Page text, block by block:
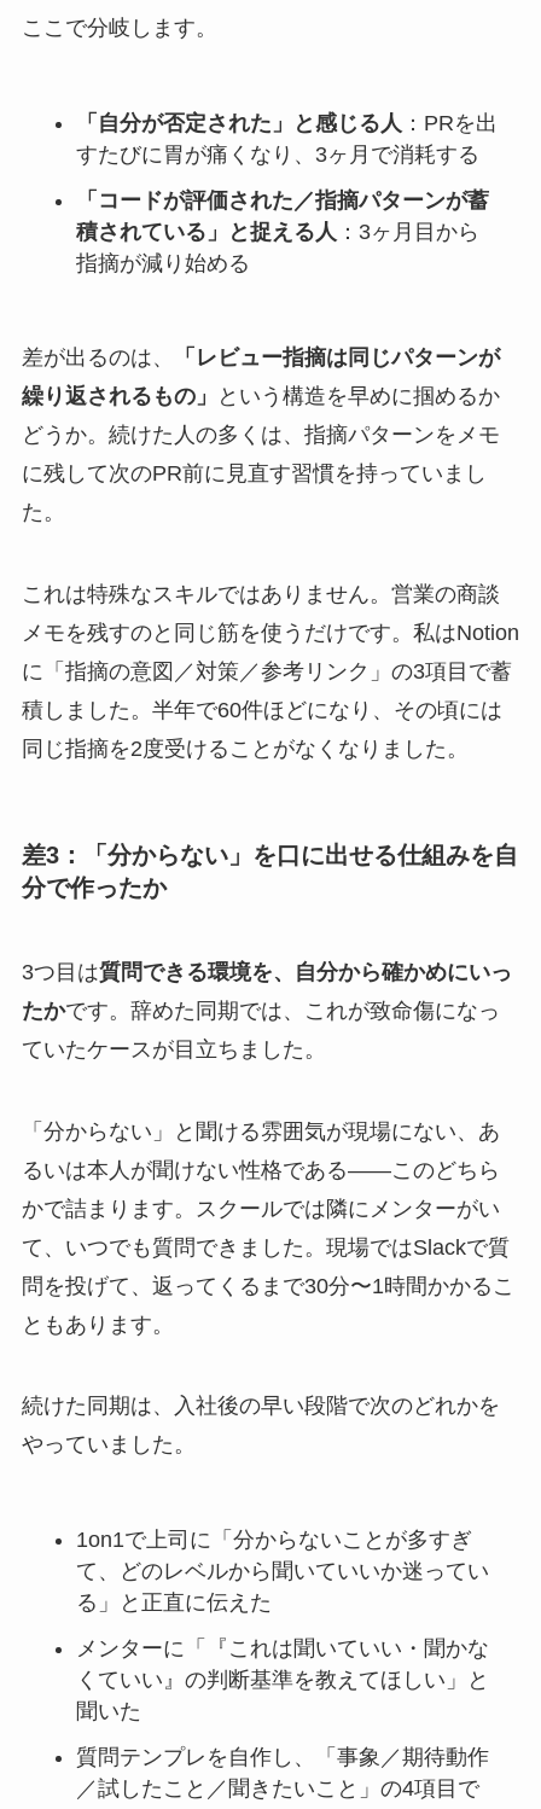
ここで分岐します。
「自分が否定された」と感じる人 ：PRを出
すたびに胃が痛くなり、3ヶ月で消耗する
「コードが評価された／指摘パターンが蓄
積されている」と捉える人 ：3ヶ月目から
指摘が減り始める
差が出るのは、
「レビュー指摘は同じパターンが
繰り返されるもの」
という構造を早めに掴めるか
どうか。続けた人の多くは、指摘パターンをメモ
に残して次のPR前に見直す習慣を持っていまし
た。
これは特殊なスキルではありません。営業の商談
メモを残すのと同じ筋を使うだけです。私はNotion
に「指摘の意図／対策／参考リンク」の3項目で蓄
積しました。半年で60件ほどになり、その頃には
同じ指摘を2度受けることがなくなりました。
差3：「分からない」を口に出せる仕組みを自
分で作ったか
3つ目は質問できる環境を、自分から確かめにいっ
たかです。辞めた同期では、これが致命傷になっ
ていたケースが目立ちました。
「分からない」と聞ける雰囲気が現場にない、あ
るいは本人が聞けない性格である——このどちら
かで詰まります。スクールでは隣にメンターがい
て、いつでも質問できました。現場ではSlackで質
問を投げて、返ってくるまで30分〜1時間かかるこ
ともあります。
続けた同期は、入社後の早い段階で次のどれかを
やっていました。
1on1で上司に「分からないことが多すぎ
て、どのレベルから聞いていいか迷ってい
る」と正直に伝えた
メンターに「『これは聞いていい・聞かな
くていい』の判断基準を教えてほしい」と
聞いた
質問テンプレを自作し、「事象／期待動作
／試したこと／聞きたいこと」の4項目で